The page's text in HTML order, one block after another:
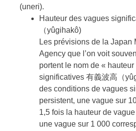
(uneri).
Hauteur des vagues
（yûgihakô)
Les prévisions de la Japan
Agency que l’on voit
portent le nom de «
significatives 有義波高（
des conditions de vagues
persistent, une vague sur
1,5 fois la hauteur de
une vague sur 1 000